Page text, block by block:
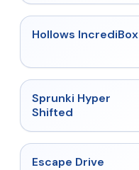
★ 4.3
Hollows IncrediBox
Sprunki Hyper
Shifted
Escape Drive